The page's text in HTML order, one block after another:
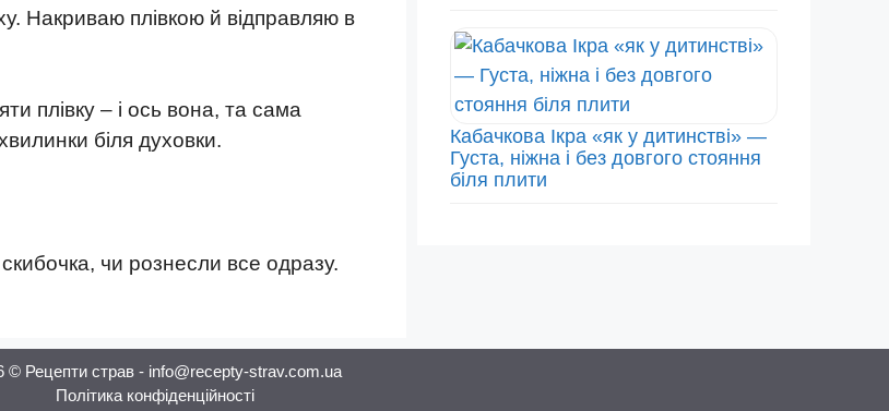
Накриваю плівкою й відправляю в
плівку – і ось вона, та сама
біля духовки.
чи рознесли все одразу.
Кабачкова Ікра «як у дитинстві» —
Густа, ніжна і без довгого стояння
біля плити
© Рецепти страв - info@recepty-strav.com.ua
Політика конфіденційності